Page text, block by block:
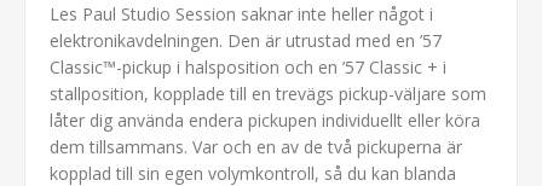
Les Paul Studio Session saknar inte heller något i
elektronikavdelningen. Den är utrustad med en ’57
Classic™-pickup i halsposition och en ’57 Classic + i
stallposition, kopplade till en trevägs pickup-väljare som
låter dig använda endera pickupen individuellt eller köra
dem tillsammans. Var och en av de två pickuperna är
kopplad till sin egen volymkontroll, så du kan blanda